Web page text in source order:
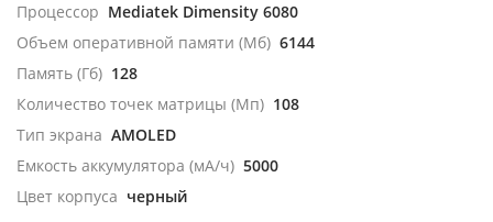
Процессор Mediatek Dimensity 6080
Объем оперативной памяти (Мб) 6144
Память (Гб) 128
Количество точек матрицы (Мп) 108
Тип экрана AMOLED
Емкость аккумулятора (мА/ч) 5000
Цвет корпуса черный